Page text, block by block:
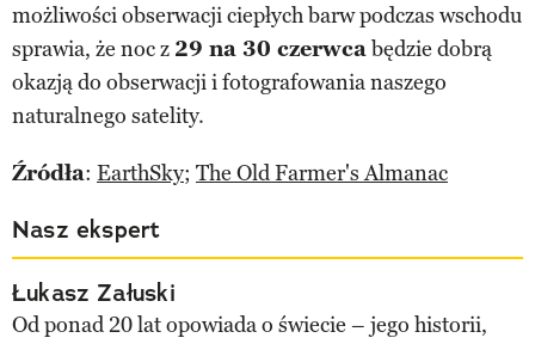
możliwości obserwacji ciepłych barw podczas wschodu
sprawia, że noc z 29 na 30 czerwcabędzie dobrą
okazją do obserwacji i fotografowania naszego
naturalnego satelity.
Źródła: EarthSky; The Old Farmer's Almanac
Nasz ekspert
Łukasz Załuski
Od ponad 20 lat opowiada o świecie – jego historii,